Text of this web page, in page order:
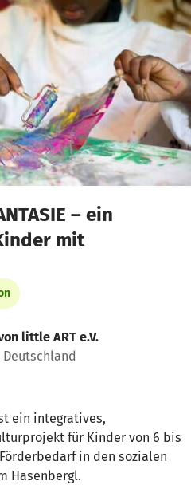
anzeigen
– ein
mit
little ART e.V.
ist ein integratives,
für Kinder von 6 bis
in den sozialen
Hasenbergl.